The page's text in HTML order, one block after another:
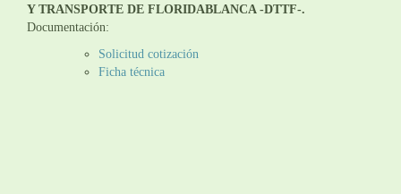
Y TRANSPORTE DE FLORIDABLANCA -DTTF-.
Documentación:
Solicitud cotización
Ficha técnica